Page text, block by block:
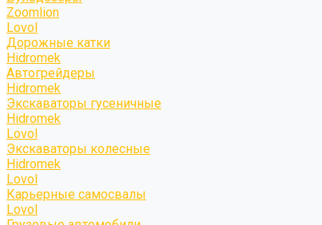
Zoomlion
Lovol
Дорожные катки
Hidromek
Автогрейдеры
Hidromek
Экскаваторы гусеничные
Hidromek
Lovol
Экскаваторы колесные
Hidromek
Lovol
Карьерные самосвалы
Lovol